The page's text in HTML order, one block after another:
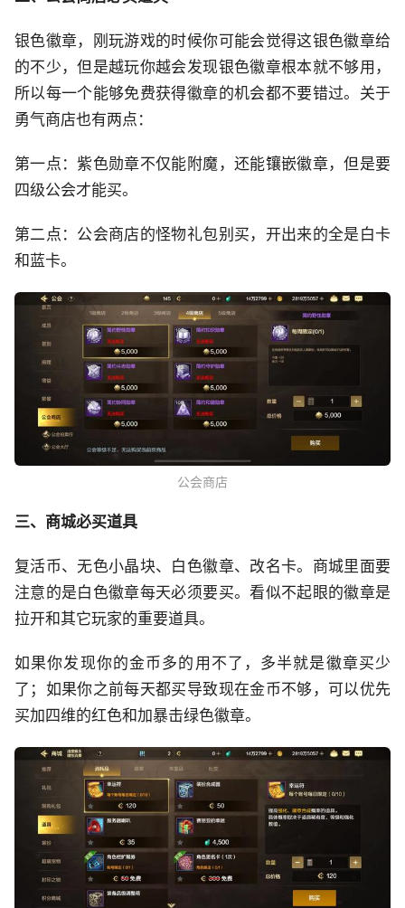
银色徽章，刚玩游戏的时候你可能会觉得这银色徽章给
的不少，但是越玩你越会发现银色徽章根本就不够用，
所以每一个能够免费获得徽章的机会都不要错过。关于
勇气商店也有两点：
第一点：紫色勋章不仅能附魔，还能镶嵌徽章，但是要
四级公会才能买。
第二点：公会商店的怪物礼包别买，开出来的全是白卡
和蓝卡。
公会商店
三、商城必买道具
复活币、无色小晶块、白色徽章、改名卡。商城里面要
注意的是白色徽章每天必须要买。看似不起眼的徽章是
拉开和其它玩家的重要道具。
如果你发现你的金币多的用不了，多半就是徽章买少
了；如果你之前每天都买导致现在金币不够，可以优先
买加四维的红色和加暴击绿色徽章。